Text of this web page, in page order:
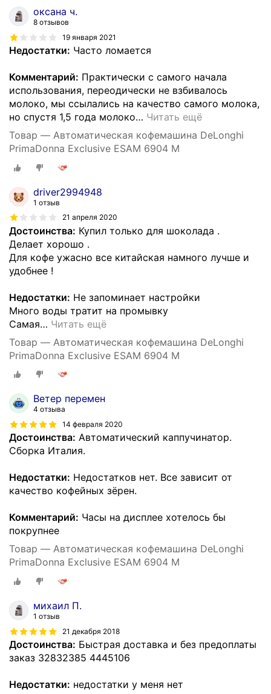
оксана ч.
8 отзывов
19 января 2021
Недостатки: Часто ломается
Комментарий: Практически с самого начала
использования, переодически не взбивалось
молоко, мы ссылались на качество самого молока,
но спустя 1,5 года молоко… Читать ещё
Товар — Автоматическая кофемашина DeLonghi
PrimaDonna Exclusive ESAM 6904 M
driver2994948
1 отзыв
21 апреля 2020
Достоинства: Купил только для шоколада .
Делает хорошо .
Для кофе ужасно все китайская намного лучше и
удобнее !
Недостатки: Не запоминает настройки
Много воды тратит на промывку
Самая… Читать ещё
Товар — Автоматическая кофемашина DeLonghi
PrimaDonna Exclusive ESAM 6904 M
Ветер перемен
4 отзыва
14 февраля 2020
Достоинства: Автоматический каппучинатор.
Сборка Италия.
Недостатки: Недостатков нет. Все зависит от
качество кофейных зёрен.
Комментарий: Часы на дисплее хотелось бы
покрупнее
Товар — Автоматическая кофемашина DeLonghi
PrimaDonna Exclusive ESAM 6904 M
михаил П.
1 отзыв
21 декабря 2018
Достоинства: Быстрая доставка и без предоплаты
заказ 32832385 4445106
Недостатки: недостатки у меня нет